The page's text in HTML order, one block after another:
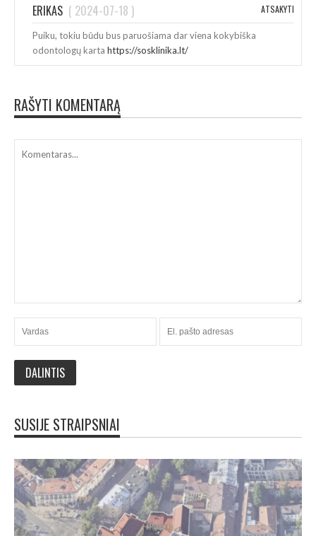
ERIKAS ( 2024-07-18 ) ATSAKYTI
Puiku, tokiu būdu bus paruošiama dar viena kokybiška
odontologų karta https://sosklinika.lt/
RAŠYTI KOMENTARĄ
SUSIJE STRAIPSNIAI